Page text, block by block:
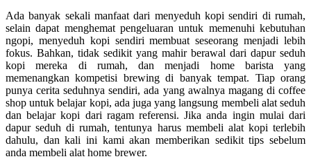
Ada banyak sekali manfaat dari menyeduh kopi sendiri di rumah,
selain dapat menghemat pengeluaran untuk memenuhi kebutuhan
ngopi, menyeduh kopi sendiri membuat seseorang menjadi lebih
fokus. Bahkan, tidak sedikit yang mahir berawal dari dapur seduh
kopi mereka di rumah, dan menjadi home barista yang
memenangkan kompetisi brewing di banyak tempat. Tiap orang
punya cerita seduhnya sendiri, ada yang awalnya magang di coffee
shop untuk belajar kopi, ada juga yang langsung membeli alat seduh
dan belajar kopi dari ragam referensi. Jika anda ingin mulai dari
dapur seduh di rumah, tentunya harus membeli alat kopi terlebih
dahulu, dan kali ini kami akan memberikan sedikit tips sebelum
anda membeli alat home brewer.